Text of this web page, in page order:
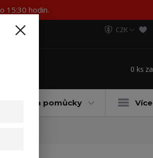
15:30 hodin.
CZK
0 ks za
Materiály a pomůcky Více